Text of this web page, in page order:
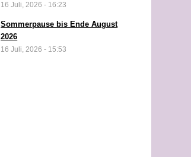
16 Juli, 2026 - 16:23
Sommerpause bis Ende August
2026
16 Juli, 2026 - 15:53